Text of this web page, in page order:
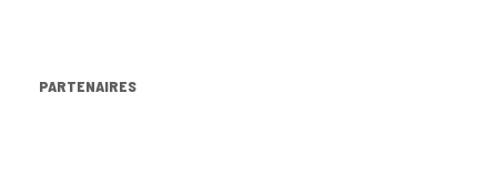
PARTENAIRES